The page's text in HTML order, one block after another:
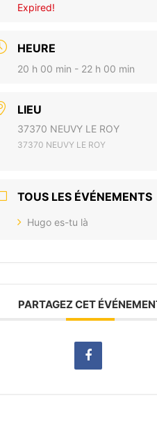
Expired!
HEURE
20 h 00 min - 22 h 00 min
LIEU
37370 NEUVY LE ROY
37370 NEUVY LE ROY
TOUS LES ÉVÉNEMENTS
Hugo es-tu là
PARTAGEZ CET